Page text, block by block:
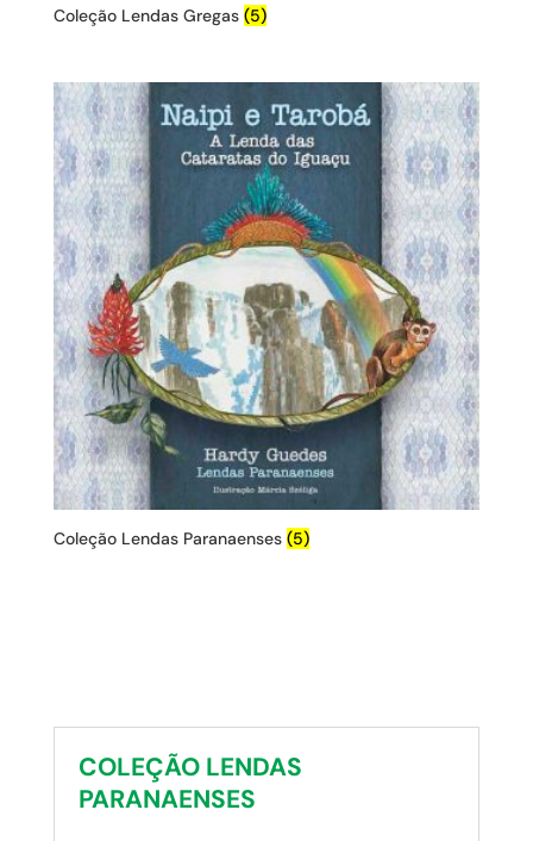
Coleção Lendas Gregas (5)
Coleção Lendas Paranaenses (5)
COLEÇÃO LENDAS
PARANAENSES